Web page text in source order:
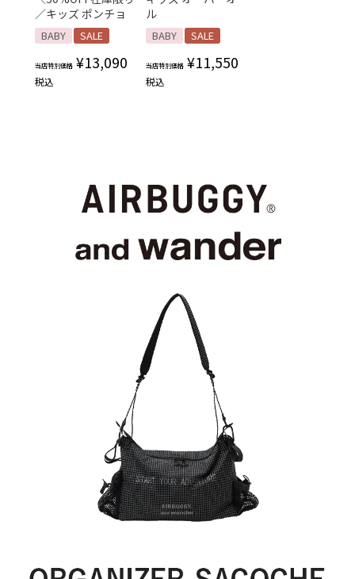
／キッズ ポンチョ
BABY SALE
当店特別価格 ¥13,090
税込
ル
BABY SALE
当店特別価格 ¥11,550
税込